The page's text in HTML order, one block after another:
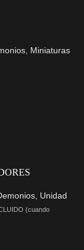
Miniaturas
, Unidad
(cuando